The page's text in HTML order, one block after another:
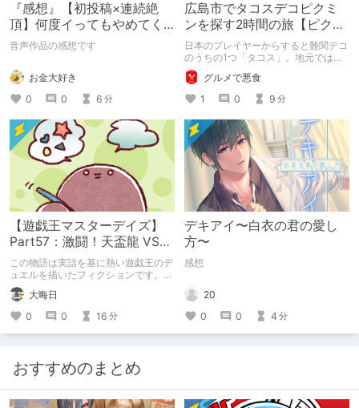
『感想』【初投稿×連続絶
頂】何度イってもやめてく
れない嫉妬彼氏に激責めさ
音声作品の感想です
お金大好き
0
0 6 分
広島市でタコスデコピクミ
ンを探す2時間の旅【ピクミ
ンブルーム / Pikmin
Bloom】
日本のプレイヤーからすると難関デコ
のうちの1つ「タコス」。地元では見
つけられなかった男が広島で探す旅を
お送りします。ねくすと5月のテーマ
「お出かけの記録」。
グルメで悪食
1
0 9 分
【遊戯王マスターデイズ】
Part57：激闘！天盃龍 VS
千年D【架空デュエル】
この物語は実話を基に熱い遊戯王のデ
ュエルを描いたフィクションです。
（自分用メモ：2025-05-14）
大晦日
0
0 16 分
デキアイ〜白衣の君の愛し
方〜
感想
20
0
0 4 分
おすすめのまとめ